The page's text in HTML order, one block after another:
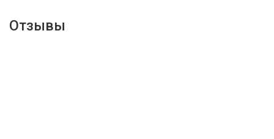
Отзывы